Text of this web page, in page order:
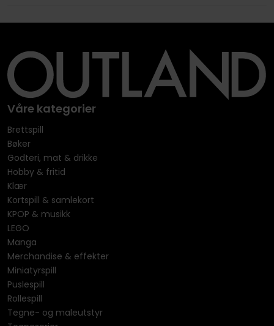
Våre kategorier
Brettspill
Bøker
Godteri, mat & drikke
Hobby & fritid
Klær
Kortspill & samlekort
KPOP & musikk
LEGO
Manga
Merchandise & effekter
Miniatyrspill
Puslespill
Rollespill
Tegne- og maleutstyr